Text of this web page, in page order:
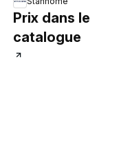
Prix dans le
catalogue